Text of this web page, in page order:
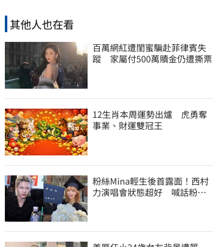
其他人也在看
百萬網紅遭閨蜜騙赴菲律賓失
蹤 家屬付500萬贖金仍遭撕票
12生肖本周運勢出爐 虎勇奪
事業、財運雙冠王
粉絲Mina輕生後首露面！西村
力演唱會狀態超好 喊話粉